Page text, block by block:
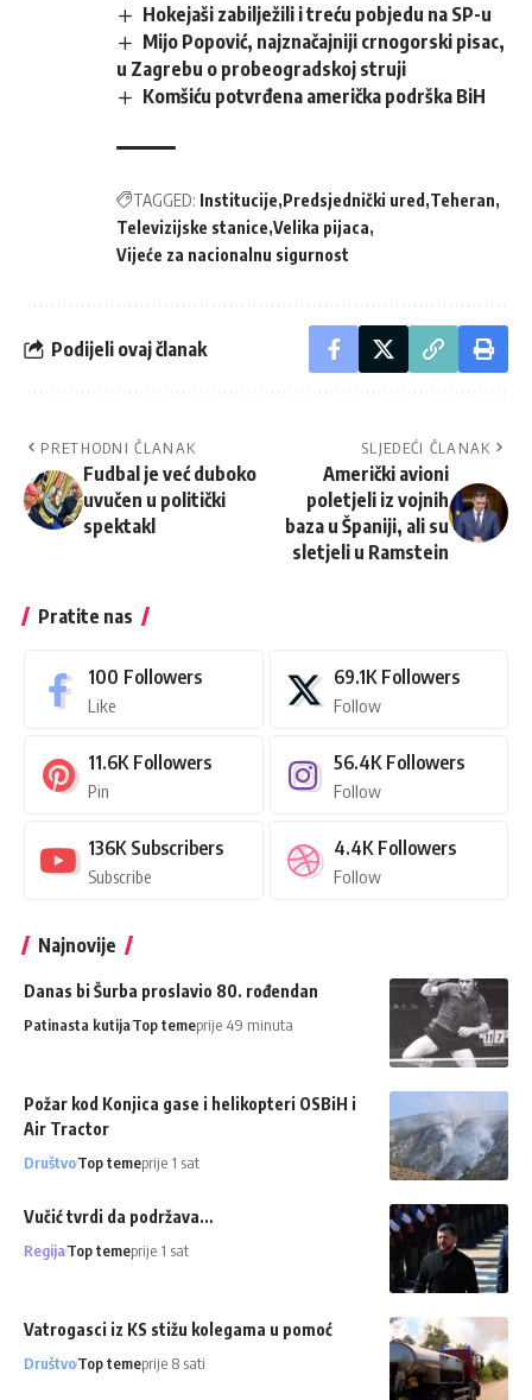
Hokejaši zabilježili i treću pobjedu na SP-u
Mijo Popović, najznačajniji crnogorski pisac,
u Zagrebu o probeogradskoj struji
Komšiću potvrđena američka podrška BiH
TAGGED: Institucije Predsjednički ured Teheran
Televizijske stanice Velika pijaca
Vijeće za nacionalnu sigurnost
Podijeli ovaj članak
PRETHODNI ČLANAK
Fudbal je već duboko
uvučen u politički
spektakl
SLJEDEĆI ČLANAK
Američki avioni
poletjeli iz vojnih
baza u Španiji, ali su
sletjeli u Ramstein
Pratite nas
100 Followers
Like
69.1K Followers
Follow
11.6K Followers
Pin
56.4K Followers
Follow
136K Subscribers
Subscribe
4.4K Followers
Follow
Najnovije
Danas bi Šurba proslavio 80. rođendan
Patinasta kutijaTop temeprije 49 minuta
Požar kod Konjica gase i helikopteri OSBiH i
Air Tractor
DruštvoTop temeprije 1 sat
Vučić tvrdi da podržava…
RegijaTop temeprije 1 sat
Vatrogasci iz KS stižu kolegama u pomoć
DruštvoTop temeprije 8 sati